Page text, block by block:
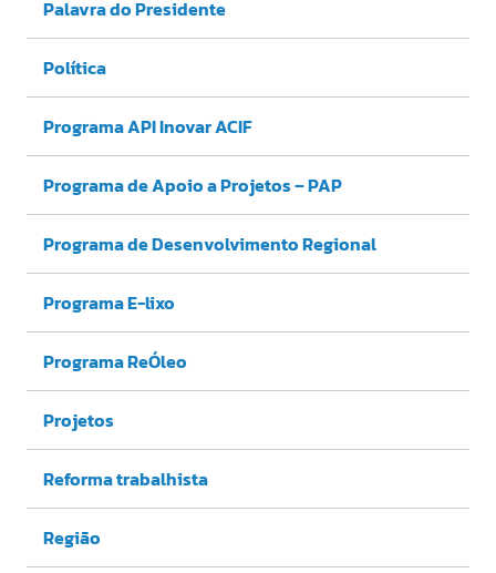
Palavra do Presidente
Política
Programa API Inovar ACIF
Programa de Apoio a Projetos – PAP
Programa de Desenvolvimento Regional
Programa E-lixo
Programa ReÓleo
Projetos
Reforma trabalhista
Região